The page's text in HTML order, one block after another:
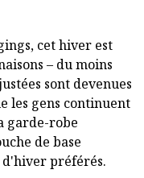
cet hiver est
– du moins
sont devenues
les gens continuent
garde-robe
de base
préférés.